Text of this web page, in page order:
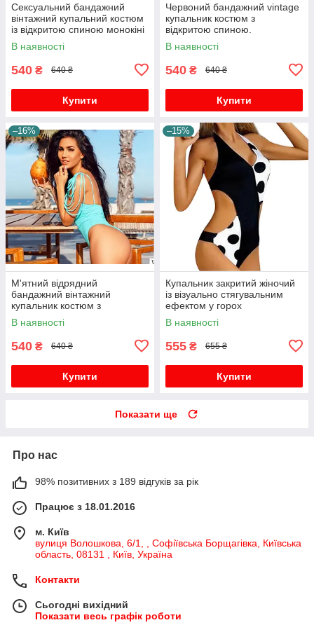
Сексуальний бандажний
вінтажний купальний костюм
із відкритою спиною монокіні
боді пляжний одяг плавання
В наявності
540 ₴ 640 ₴
Купити
Червоний бандажний vintage
купальник костюм з
відкритою спиною.
В наявності
540 ₴ 640 ₴
Купити
–16%
М'ятний відрядний
бандажний вінтажний
купальник костюм з
відкритою спиною
В наявності
540 ₴ 640 ₴
Купити
–15%
Купальник закритий жіночий
із візуально стягувальним
ефектом у горох
В наявності
555 ₴ 655 ₴
Купити
Показати ще
Про нас
98% позитивних з 189 відгуків за рік
Працює з 18.01.2016
м. Київ
вулиця Волошкова, 6/1, , Софіївська Борщагівка, Київська
область, 08131 , Київ, Україна
Контакти
Сьогодні вихідний
Показати весь графік роботи